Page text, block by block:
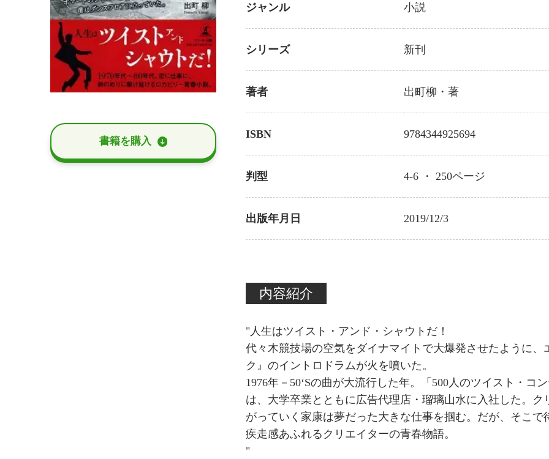
書籍を購⼊
ジャンル 小説
シリーズ 新刊
著者 出町柳 ・著
ISBN 9784344925694
判型 4-6 ・ 250ページ
出版年月日 2019/12/3
内容紹介
"人生はツイスト・アンド・シャウトだ！
代々木競技場の空気をダイナマイトで大爆発させたように
ク』のイントロドラムが火を噴いた。
1976年－50‘Sの曲が大流行した年。「500人のツイスト・コ
は、大学卒業とともに広告代理店・瑠璃山水に入社した。
がっていく家康は夢だった大きな仕事を掴む。だが、そこ
疾走感あふれるクリエイターの青春物語。
"